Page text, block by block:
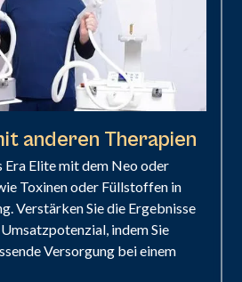
anderen Therapien
Era Elite mit dem Neo oder
Toxinen oder Füllstoffen in
Verstärken Sie die Ergebnisse
indem Sie
Versorgung bei einem